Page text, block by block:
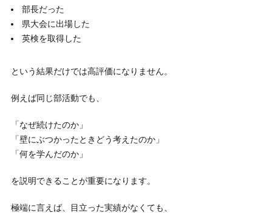
部長だった
県大会に出場した
英検を取得した
という結果だけでは高評価になりません。
例えば同じ部活動でも、
「なぜ続けたのか」
「壁にぶつかったときどう考えたのか」
「何を学んだのか」
を説明できることが重要になります。
極端に言えば、目立った実績がなくても、